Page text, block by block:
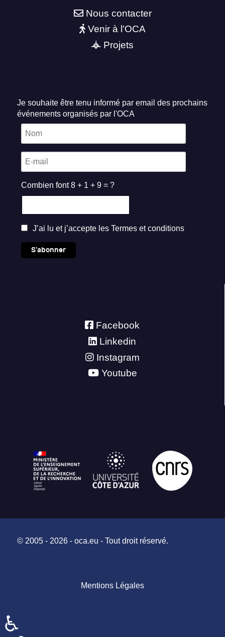
Nous contacter
Venir à l'OCA
Projets
Je souhaite être tenu informé par email des prochains
événements organisés par l'OCA
Combien font 8 + 1 + 9 = ?
J’ai lu et j’accepte les Termes et conditions
S'abonner
Facebook
Linkedin
Instagram
Youtube
© 2005 - 2026 - oca.eu - Tout droit réservé.
Mentions Légales